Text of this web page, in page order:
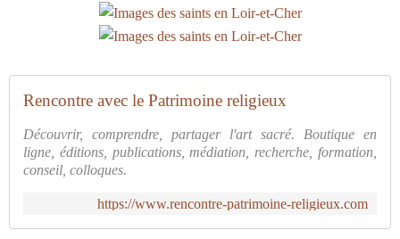
Rencontre avec le Patrimoine religieux
Découvrir, comprendre, partager l'art sacré. Boutique en
ligne, éditions, publications, médiation, recherche, formation,
conseil, colloques.
https://www.rencontre-patrimoine-religieux.com